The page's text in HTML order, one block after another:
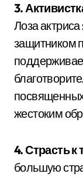
3.
Лоза
защитником
жестоким
4. Страсть к
большую